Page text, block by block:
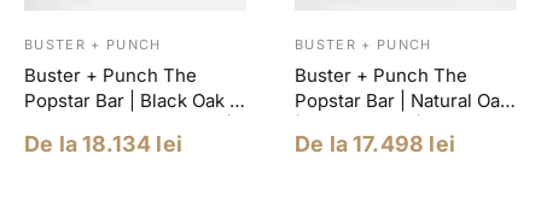
BUSTER + PUNCH
Buster + Punch The
Popstar Bar | Black Oak |
Bar Cocktail Handmade
Pret
De la 18.134 lei
BUSTER + PUNCH
Buster + Punch The
Popstar Bar | Natural Oak
Cocktail Handmade cu
Pret
De la 17.498 lei